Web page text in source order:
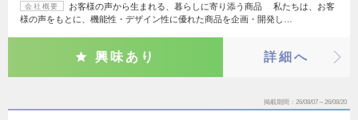
会社概要
お客様の声から生まれる、暮らしに寄り添う商品 私たちは、お客
様の声をもとに、機能性・デザイン性に優れた商品を企画・開発し…
興味あり 詳細へ
掲載期間 26/08/07～26/08/20